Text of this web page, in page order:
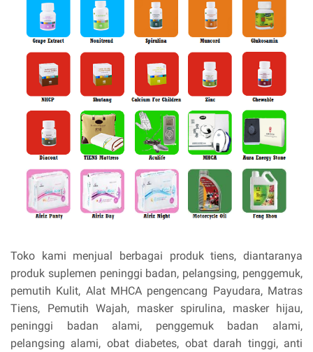
Toko kami menjual berbagai produk tiens, diantaranya
produk suplemen peninggi badan, pelangsing, penggemuk,
pemutih Kulit, Alat MHCA pengencang Payudara, Matras
Tiens, Pemutih Wajah, masker spirulina, masker hijau,
peninggi badan alami, penggemuk badan alami,
pelangsing alami, obat diabetes, obat darah tinggi, anti